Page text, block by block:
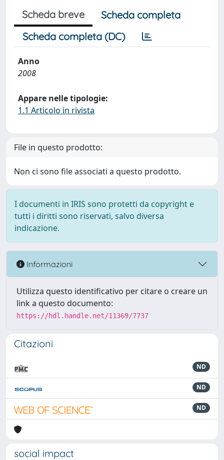
Scheda breve
Scheda completa
Scheda completa (DC)
Anno
2008
Appare nelle tipologie:
1.1 Articolo in rivista
File in questo prodotto:
Non ci sono file associati a questo prodotto.
I documenti in IRIS sono protetti da copyright e
tutti i diritti sono riservati, salvo diversa
indicazione.
Informazioni
Utilizza questo identificativo per citare o creare un
link a questo documento:
https://hdl.handle.net/11369/7737
Citazioni
ND
ND
ND
social impact